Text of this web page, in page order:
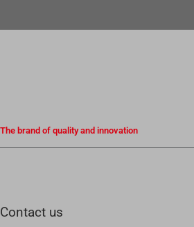
The brand of quality and innovation
Contact us